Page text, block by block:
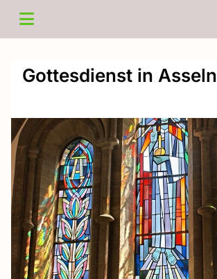
Gottesdienst in Asseln